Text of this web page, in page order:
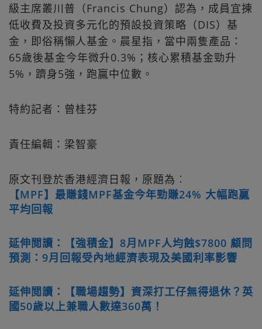
級主席叢川普（Francis Chung）認為，成員宜揀
低收費及投資多元化的預設投資策略（DIS）基
金，即俗稱懶人基金。晨星指，當中兩隻產品：
65歲後基金今年微升0.3%；核心累積基金勁升
5%，躋身5強，跑贏中位數。
特約記者：曾桂芬
責任編輯：梁智豪
原文刊登於香港經濟日報，原題為︰
【MPF】最賺錢MPF基金今年勁賺24% 大幅跑贏
平均回報
延伸閲讀：【強積金】8月MPF人均蝕$7800 顧問
預測：9月回報受內地經濟表現及美國利率影響
延伸閲讀：【職場趨勢】資深打工仔無得退休？英
國50歲以上兼職人數達360萬！